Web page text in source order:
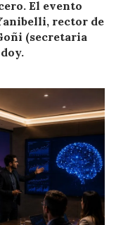
El evento
rector de
(secretaria